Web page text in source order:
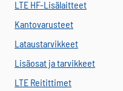
LTE HF-Lisälaitteet
Kantovarusteet
Lataustarvikkeet
Lisäosat ja tarvikkeet
LTE Reitittimet